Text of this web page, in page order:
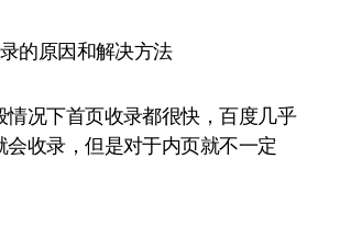
的原因和解决方法
情况下首页收录都很快，百度几乎
会收录，但是对于内页就不一定